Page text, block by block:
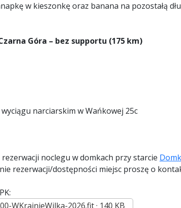
w kieszonkę oraz banana na pozostałą
Góra – bez supportu (175 km)
narciarskim w Wańkowej 25c
noclegu w domkach przy starcie
rezerwacji/dostępności miejsc proszę o
WKrainieWilka-2026.fit 140 KB